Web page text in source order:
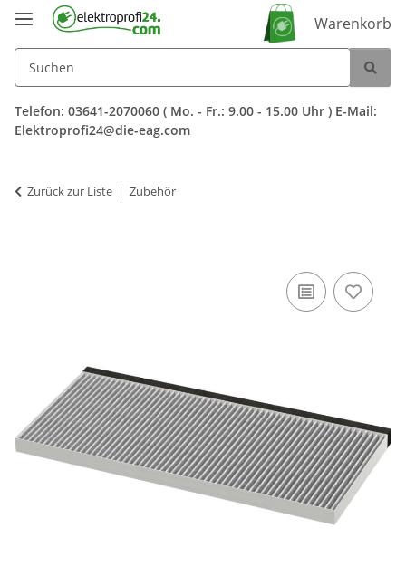
Warenkorb
Telefon: 03641-2070060 ( Mo. - Fr.: 9.00 - 15.00 Uhr ) E-Mail:
Elektroprofi24@die-eag.com
Zurück zur Liste Zubehör